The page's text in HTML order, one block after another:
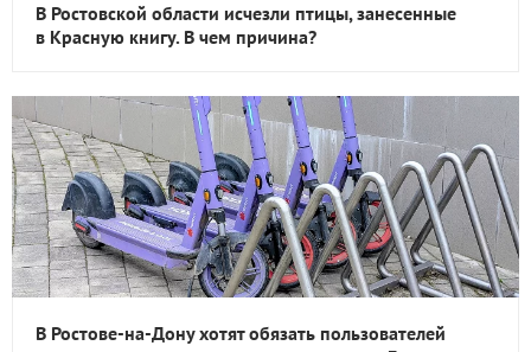
В Ростовской области исчезли птицы, занесенные
в Красную книгу. В чем причина?
В Ростове-на-Дону хотят обязать пользователей